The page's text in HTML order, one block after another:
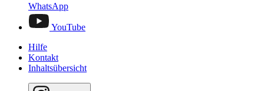
WhatsApp
YouTube
Hilfe
Kontakt
Inhaltsübersicht